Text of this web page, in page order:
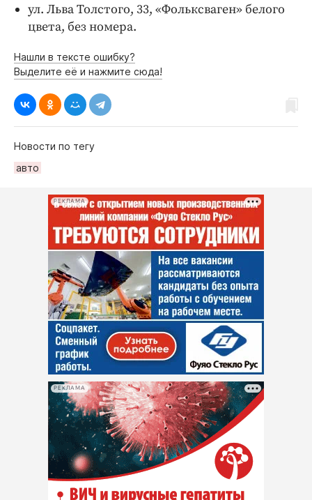
ул. Льва Толстого, 33, «Фольксваген» белого
цвета, без номера.
Нашли в тексте ошибку?
Выделите её и нажмите сюда!
Новости по тегу
авто
РЕКЛАМА
РЕКЛАМА